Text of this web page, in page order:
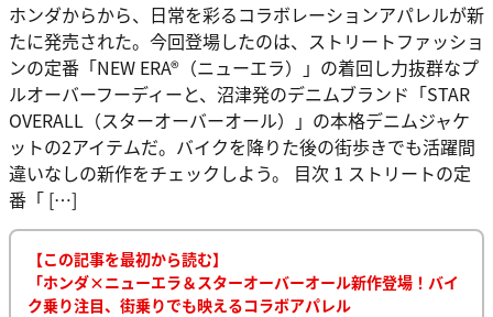
ホンダからから、日常を彩るコラボレーションアパレルが新
たに発売された。今回登場したのは、ストリートファッショ
ンの定番「NEW ERA®（ニューエラ）」の着回し力抜群なプ
ルオーバーフーディーと、沼津発のデニムブランド「STAR
OVERALL（スターオーバーオール）」の本格デニムジャケ
ットの2アイテムだ。バイクを降りた後の街歩きでも活躍間
違いなしの新作をチェックしよう。 目次 1 ストリートの定
番「 […]
【この記事を最初から読む】
「ホンダ×ニューエラ＆スターオーバーオール新作登場！バイ
ク乗り注目、街乗りでも映えるコラボアパレル